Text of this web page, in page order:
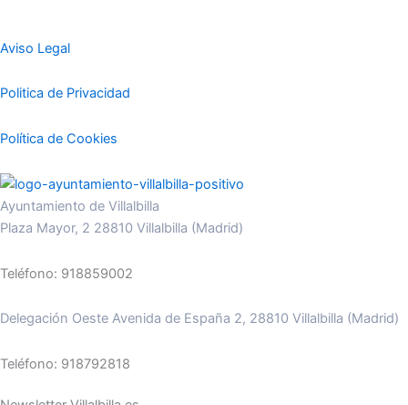
Aviso Legal
Politica de Privacidad
Política de Cookies
Ayuntamiento de Villalbilla
Plaza Mayor, 2 28810 Villalbilla (Madrid)
Teléfono: 918859002
Delegación Oeste Avenida de España 2, 28810 Villalbilla (Madrid)
Teléfono: 918792818